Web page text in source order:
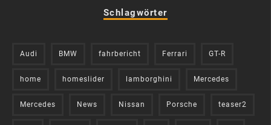
Schlagwörter
Audi BMW fahrbericht Ferrari GT-R
home homeslider lamborghini Mercedes
Mercedes News Nissan Porsche teaser2